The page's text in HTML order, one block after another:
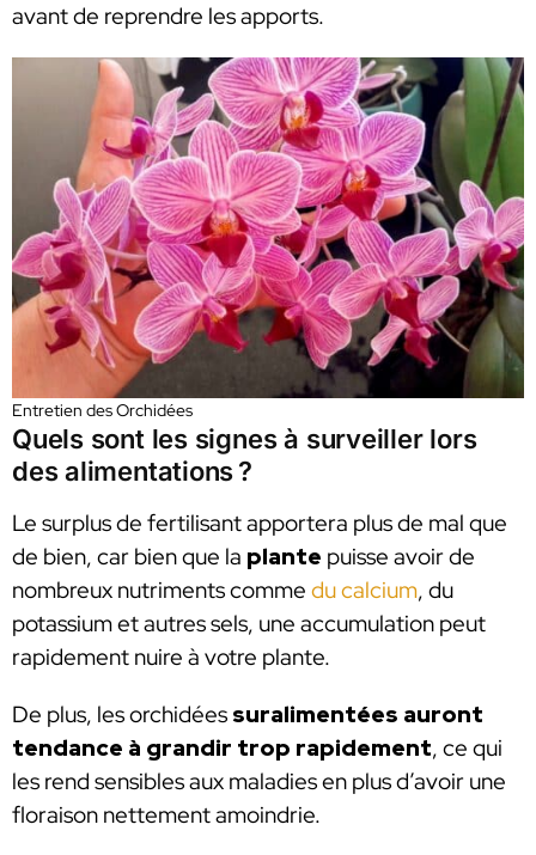
avant de reprendre les apports.
Entretien des Orchidées
Quels sont les signes à surveiller lors
des alimentations ?
Le surplus de fertilisant apportera plus de mal que
de bien, car bien que la plante puisse avoir de
nombreux nutriments comme du calcium, du
potassium et autres sels, une accumulation peut
rapidement nuire à votre plante.
De plus, les orchidées suralimentées auront
tendance à grandir trop rapidement, ce qui
les rend sensibles aux maladies en plus d’avoir une
floraison nettement amoindrie.